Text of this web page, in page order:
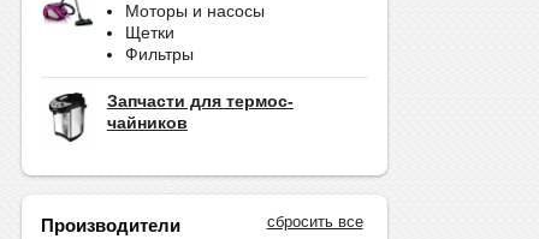
Моторы и насосы
Щетки
Фильтры
Запчасти для термос-
чайников
сбросить все
Производители